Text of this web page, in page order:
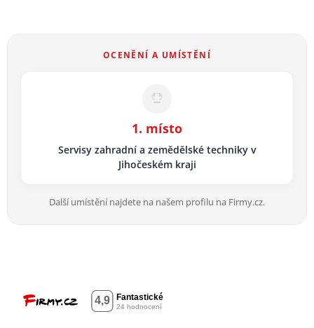
OCENĚNÍ A UMÍSTĚNÍ
1. místo
Servisy zahradní a zemědělské techniky v
Jihočeském kraji
Další umístění najdete na našem profilu na Firmy.cz.